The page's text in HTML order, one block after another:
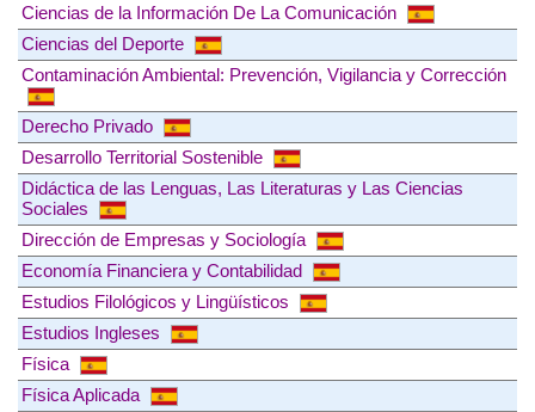
Ciencias de la Información De La Comunicación
Ciencias del Deporte
Contaminación Ambiental: Prevención, Vigilancia y Corrección
Derecho Privado
Desarrollo Territorial Sostenible
Didáctica de las Lenguas, Las Literaturas y Las Ciencias
Sociales
Dirección de Empresas y Sociología
Economía Financiera y Contabilidad
Estudios Filológicos y Lingüísticos
Estudios Ingleses
Física
Física Aplicada